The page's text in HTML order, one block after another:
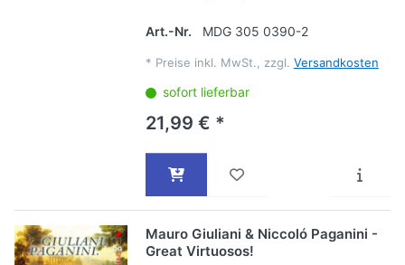
Art.-Nr. MDG 305 0390-2
* Preise inkl. MwSt., zzgl. Versandkosten
sofort lieferbar
21,99 € *
Mauro Giuliani & Niccoló Paganini -
Great Virtuosos!